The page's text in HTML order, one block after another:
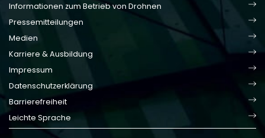
Informationen zum Betrieb von Drohnen
Pressemitteilungen
Medien
Karriere & Ausbildung
Impressum
Datenschutzerklärung
Barrierefreiheit
Leichte Sprache